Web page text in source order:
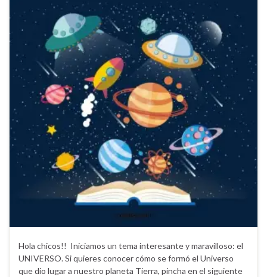
Hola chicos!! Iniciamos un tema interesante y maravilloso: el
UNIVERSO. Si quieres conocer cómo se formó el Universo
que dio lugar a nuestro planeta Tierra, pincha en el siguiente